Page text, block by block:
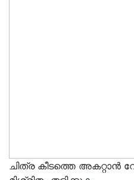
ചിത്ര കീടത്തെ അകറ്റാൻ